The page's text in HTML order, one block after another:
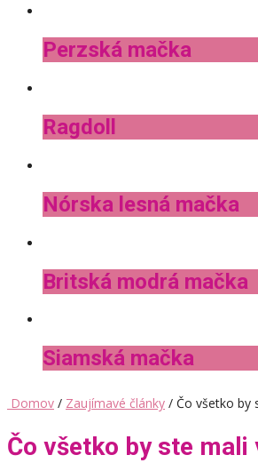
Perzská mačka
Ragdoll
Nórska lesná mačka
Britská modrá mačka
Siamská mačka
Domov / Zaujímavé články / Čo všetko by
Čo všetko by ste